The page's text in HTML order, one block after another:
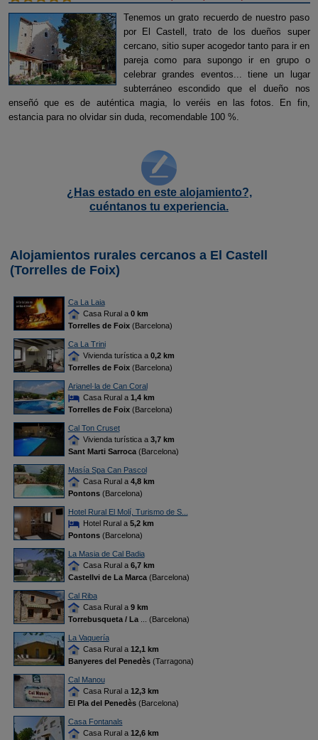
Tenemos un grato recuerdo de nuestro paso
por El Castell, trato de los dueños super
cercano, sitio super acogedor tanto para ir en
pareja como para supongo ir en grupo o
celebrar grandes eventos... tiene un lugar
subterráneo escondido que el dueño nos
enseñó que es de auténtica magia, lo veréis en las fotos. En fin,
estancia para no olvidar sin duda, recomendable 100 %.
¿Has estado en este alojamiento?,
cuéntanos tu experiencia.
Alojamientos rurales cercanos a El Castell
(Torrelles de Foix)
Ca La Laia
Casa Rural a 0 km
Torrelles de Foix(Barcelona)
Ca La Trini
Vivienda turística a 0,2 km
Torrelles de Foix(Barcelona)
Arianel·la de Can Coral
Casa Rural a 1,4 km
Torrelles de Foix(Barcelona)
Cal Ton Cruset
Vivienda turística a 3,7 km
Sant Marti Sarroca(Barcelona)
Masía Spa Can Pascol
Casa Rural a 4,8 km
Pontons(Barcelona)
Hotel Rural El Molí, Turismo de S...
Hotel Rural a 5,2 km
Pontons(Barcelona)
La Masia de Cal Badia
Casa Rural a 6,7 km
Castellvi de La Marca(Barcelona)
Cal Riba
Casa Rural a 9 km
Torrebusqueta / La
... (Barcelona)
La Vaquería
Casa Rural a 12,1 km
Banyeres del Penedès(Tarragona)
Cal Manou
Casa Rural a 12,3 km
El Pla del Penedès(Barcelona)
Casa Fontanals
Casa Rural a 12,6 km